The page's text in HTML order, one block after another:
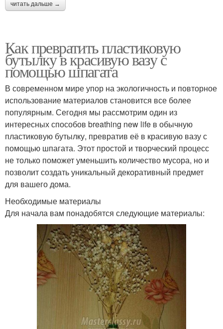
читать дальше →
Как превратить пластиковую
бутылку в красивую вазу с
помощью шпагата
В современном мире упор на экологичность и повторное
использование материалов становится все более
популярным. Сегодня мы рассмотрим один из
интересных способов breathing new life в обычную
пластиковую бутылку, превратив её в красивую вазу с
помощью шпагата. Этот простой и творческий процесс
не только поможет уменьшить количество мусора, но и
позволит создать уникальный декоративный предмет
для вашего дома.
Необходимые материалы
Для начала вам понадобятся следующие материалы: